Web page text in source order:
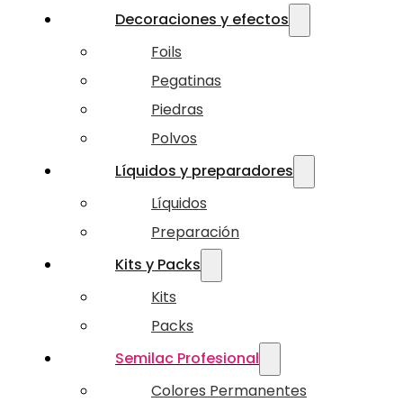
Decoraciones y efectos
Foils
Pegatinas
Piedras
Polvos
Líquidos y preparadores
Líquidos
Preparación
Kits y Packs
Kits
Packs
Semilac Profesional
Colores Permanentes